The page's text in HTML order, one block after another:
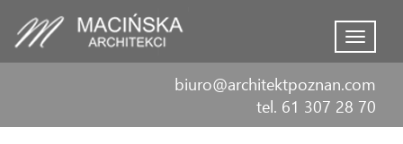
Menu
biuro@architektpoznan.com
tel. 61 307 28 70